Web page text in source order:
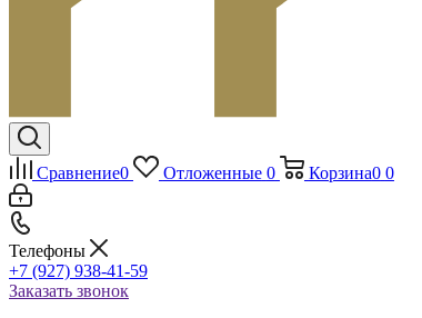
Сравнение0 Отложенные 0 Корзина0 0
Телефоны
+7 (927) 938-41-59
Заказать звонок